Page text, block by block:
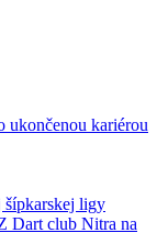
ukončenou kariérou
šípkarskej ligy
Dart club Nitra na